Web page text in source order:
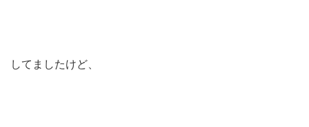
してましたけど、